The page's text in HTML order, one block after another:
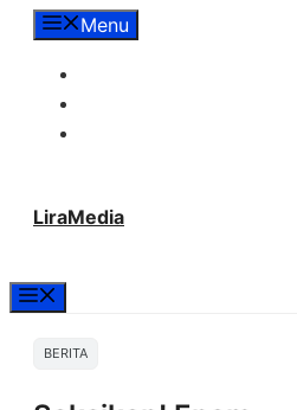
LangsungMenu
LiraMedia
BERITA